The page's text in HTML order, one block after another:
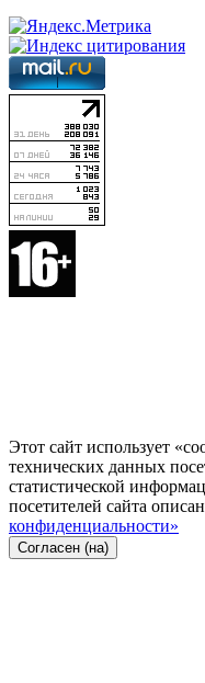
Этот сайт использует
технических данных
статистической
посетителей сайта
конфиденциальности»
Согласен (на)